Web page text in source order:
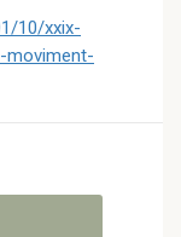
10/xxix-
moviment-